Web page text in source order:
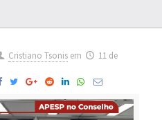
Cristiano Tsonis em
11 de